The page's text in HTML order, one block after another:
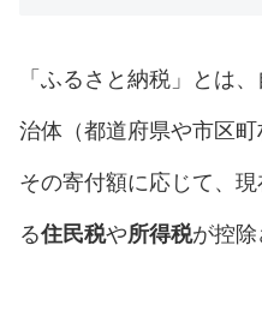
「ふるさと納税」とは
治体（都道府県や市区町
その寄付額に応じて、
る住民税や所得税が控除